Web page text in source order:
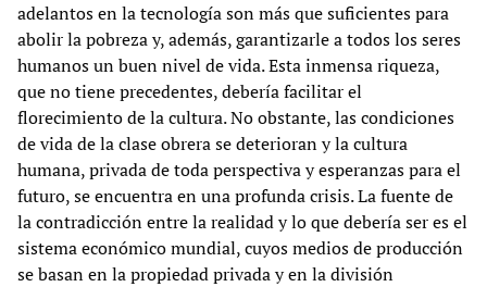
adelantos en la tecnología son más que suficientes para
abolir la pobreza y, además, garantizarle a todos los seres
humanos un buen nivel de vida. Esta inmensa riqueza,
que no tiene precedentes, debería facilitar el
florecimiento de la cultura. No obstante, las condiciones
de vida de la clase obrera se deterioran y la cultura
humana, privada de toda perspectiva y esperanzas para el
futuro, se encuentra en una profunda crisis. La fuente de
la contradicción entre la realidad y lo que debería ser es el
sistema económico mundial, cuyos medios de producción
se basan en la propiedad privada y en la división